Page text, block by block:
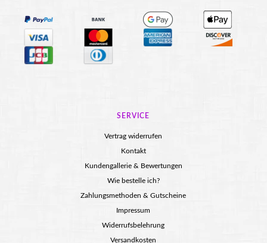
SERVICE
Vertrag widerrufen
Kontakt
Kundengallerie & Bewertungen
Wie bestelle ich?
Zahlungsmethoden & Gutscheine
Impressum
Widerrufsbelehrung
Versandkosten